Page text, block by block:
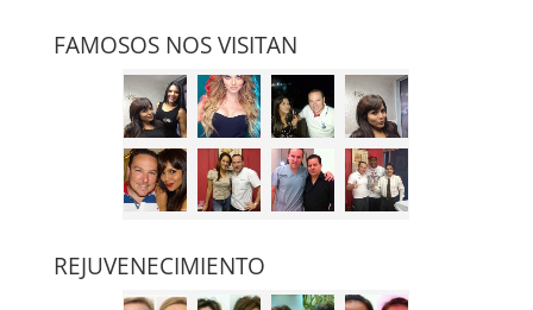
FAMOSOS NOS VISITAN
REJUVENECIMIENTO